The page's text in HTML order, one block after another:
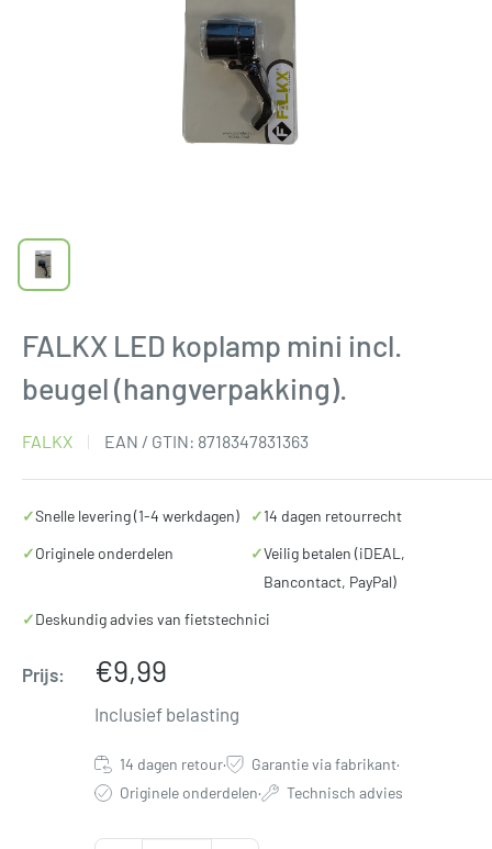
FALKX LED koplamp mini incl.
beugel (hangverpakking).
FALKX EAN / GTIN: 8718347831363
✓Snelle levering (1-4 werkdagen) ✓14 dagen retourrecht
✓Originele onderdelen ✓Veilig betalen (iDEAL,
Bancontact, PayPal)
✓Deskundig advies van fietstechnici
Prijs: Verkoopprijs
€9,99
Inclusief belasting
14 dagen retour· Garantie via fabrikant·
Originele onderdelen· Technisch advies